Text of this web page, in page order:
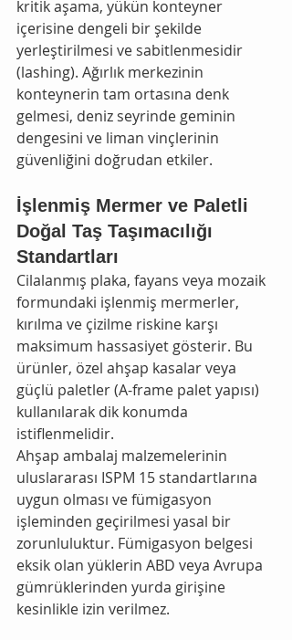
kritik aşama, yükün konteyner
içerisine dengeli bir şekilde
yerleştirilmesi ve sabitlenmesidir
(lashing). Ağırlık merkezinin
konteynerin tam ortasına denk
gelmesi, deniz seyrinde geminin
dengesini ve liman vinçlerinin
güvenliğini doğrudan etkiler.
İşlenmiş Mermer ve Paletli
Doğal Taş Taşımacılığı
Standartları
Cilalanmış plaka, fayans veya mozaik
formundaki işlenmiş mermerler,
kırılma ve çizilme riskine karşı
maksimum hassasiyet gösterir. Bu
ürünler, özel ahşap kasalar veya
güçlü paletler (A-frame palet yapısı)
kullanılarak dik konumda
istiflenmelidir.
Ahşap ambalaj malzemelerinin
uluslararası ISPM 15 standartlarına
uygun olması ve fümigasyon
işleminden geçirilmesi yasal bir
zorunluluktur. Fümigasyon belgesi
eksik olan yüklerin ABD veya Avrupa
gümrüklerinden yurda girişine
kesinlikle izin verilmez.